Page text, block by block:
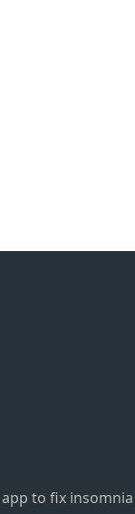
app to fix insomnia